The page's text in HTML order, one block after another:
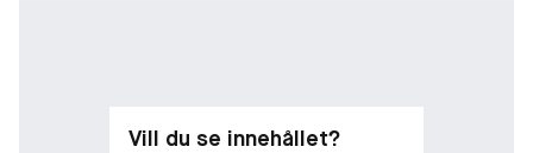
Vill du se innehållet?